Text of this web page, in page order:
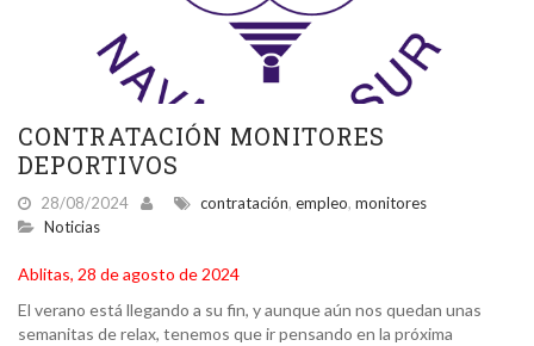
CONTRATACIÓN MONITORES
DEPORTIVOS
28/08/2024 contratación, empleo, monitores
Noticias
Ablitas, 28 de agosto de 2024
El verano está llegando a su fin, y aunque aún nos quedan unas
semanitas de relax, tenemos que ir pensando en la próxima